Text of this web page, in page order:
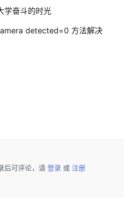
学奋斗的时光
detected=0 方法解决
后可评论，请 登录 或 注册